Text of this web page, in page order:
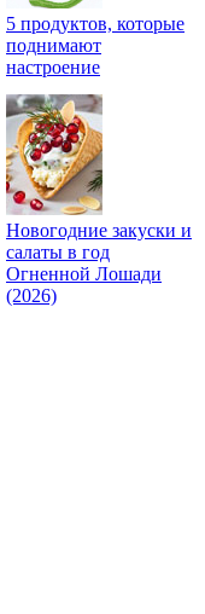
5 продуктов, которые
поднимают
настроение
Новогодние закуски и
салаты в год
Огненной Лошади
(2026)